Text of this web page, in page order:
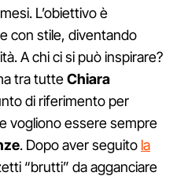
L’obiettivo è
con stile, diventando
A chi ci si può inspirare?
tra tutteChiara
di riferimento per
vogliono essere sempre
. Dopo aver seguito la
“brutti” da agganciare